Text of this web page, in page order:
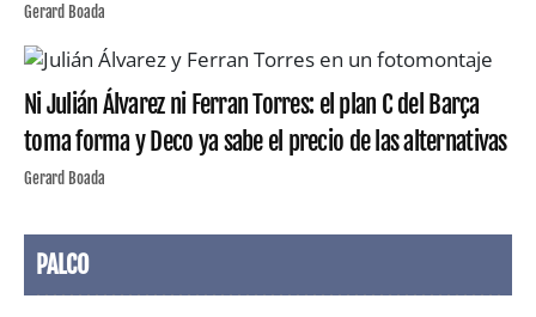
Gerard Boada
Ni Julián Álvarez ni Ferran Torres: el plan C del Barça
toma forma y Deco ya sabe el precio de las alternativas
Gerard Boada
PALCO